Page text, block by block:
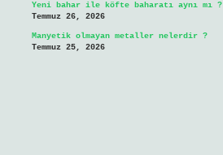
Yeni bahar ile köfte baharatı aynı mı ?
Temmuz 26, 2026
Manyetik olmayan metaller nelerdir ?
Temmuz 25, 2026